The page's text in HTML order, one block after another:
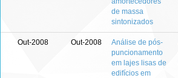
de massa
sintonizados
Out-2008 Out-2008
Análise de pós-
puncionamento
em lajes lisas de
edifícios em